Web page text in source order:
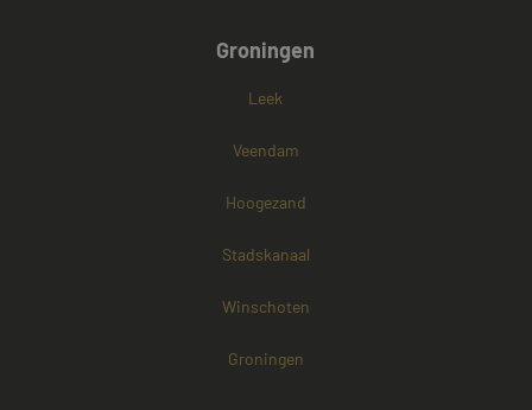
Groningen
Leek
Veendam
Hoogezand
Stadskanaal
Winschoten
Groningen